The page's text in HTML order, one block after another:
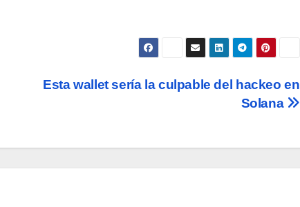
Esta wallet sería la culpable del hackeo en
Solana